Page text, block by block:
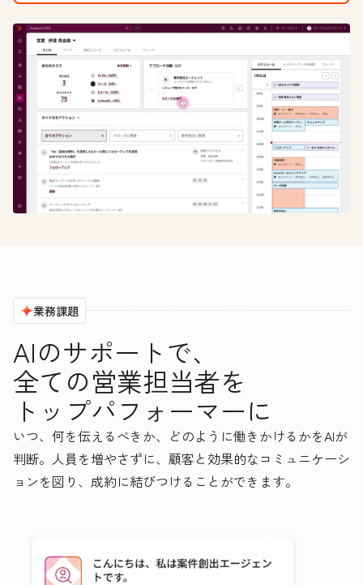
業務課題
AIのサポートで、
全ての営業担当者を
トップパフォーマーに
いつ、何を伝えるべきか、どのように働きかけるかをAIが
判断。人員を増やさずに、顧客と効果的なコミュニケーシ
ョンを図り、成約に結びつけることができます。